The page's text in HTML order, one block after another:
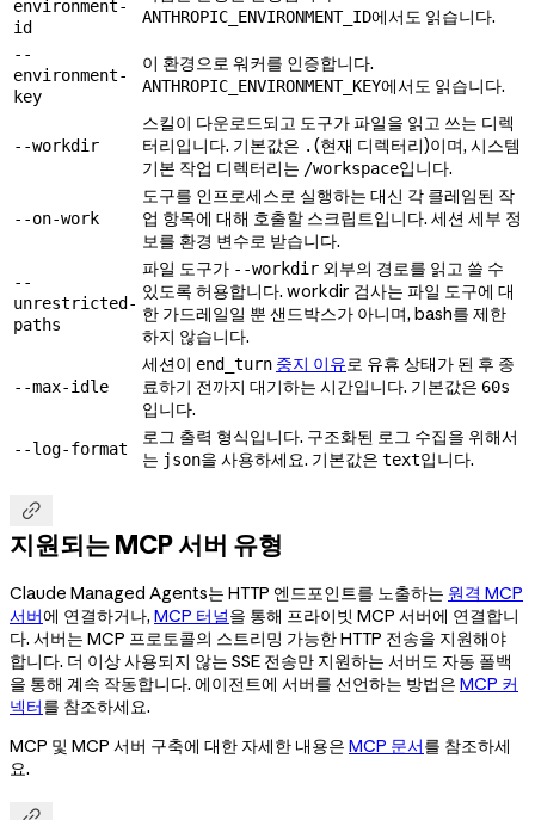
environment-
id
ANTHROPIC_ENVIRONMENT_ID에서도 읽습니다.
--
environment-
key
이 환경으로 워커를 인증합니다.
ANTHROPIC_ENVIRONMENT_KEY에서도 읽습니다.
--workdir
스킬이 다운로드되고 도구가 파일을 읽고 쓰는 디렉
터리입니다. 기본값은 . (현재 디렉터리)이며, 시스템
기본 작업 디렉터리는 /workspace입니다.
--on-work
도구를 인프로세스로 실행하는 대신 각 클레임된 작
업 항목에 대해 호출할 스크립트입니다. 세션 세부 정
보를 환경 변수로 받습니다.
--
unrestricted-
paths
파일 도구가 --workdir 외부의 경로를 읽고 쓸 수
있도록 허용합니다. workdir 검사는 파일 도구에 대
한 가드레일일 뿐 샌드박스가 아니며, bash를 제한
하지 않습니다.
--max-idle
세션이 end_turn 중지 이유로 유휴 상태가 된 후 종
료하기 전까지 대기하는 시간입니다. 기본값은 60s
입니다.
--log-format
로그 출력 형식입니다. 구조화된 로그 수집을 위해서
는 json을 사용하세요. 기본값은 text입니다.

지원되는 MCP 서버 유형
Claude Managed Agents는 HTTP 엔드포인트를 노출하는 원격 MCP
서버에 연결하거나, MCP 터널을 통해 프라이빗 MCP 서버에 연결합니
다. 서버는 MCP 프로토콜의 스트리밍 가능한 HTTP 전송을 지원해야
합니다. 더 이상 사용되지 않는 SSE 전송만 지원하는 서버도 자동 폴백
을 통해 계속 작동합니다. 에이전트에 서버를 선언하는 방법은 MCP 커
넥터를 참조하세요.
MCP 및 MCP 서버 구축에 대한 자세한 내용은 MCP 문서를 참조하세
요.